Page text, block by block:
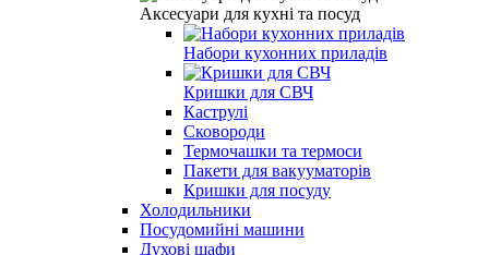
Аксесуари для кухні та посуд
Набори кухонних приладів
Кришки для СВЧ
Каструлі
Сковороди
Термочашки та термоси
Пакети для вакууматорів
Кришки для посуду
Холодильники
Посудомийні машини
Духові шафи